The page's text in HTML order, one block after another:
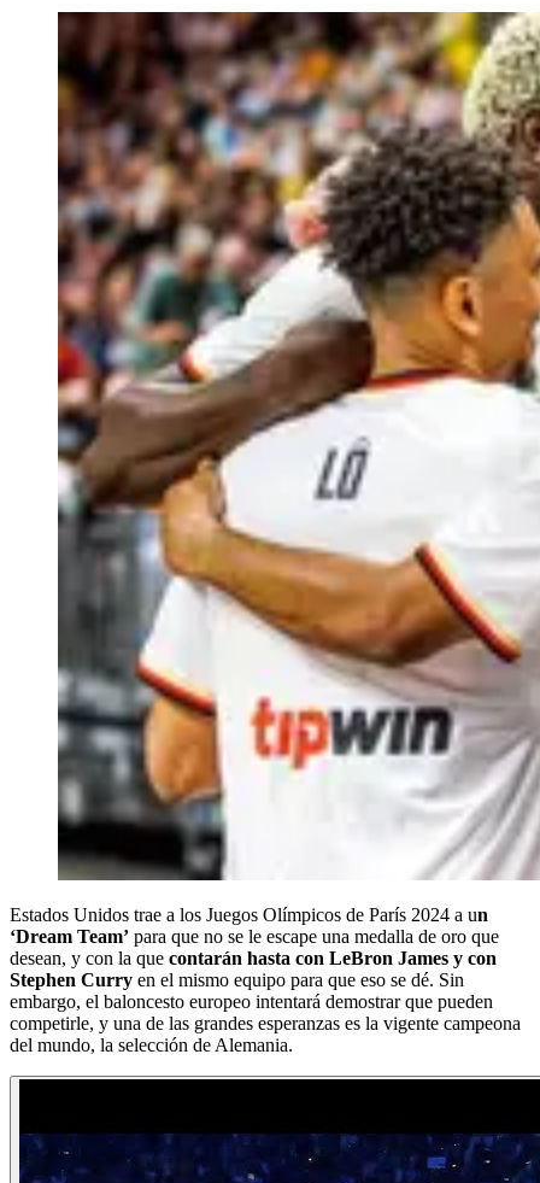
Estados Unidos trae a los Juegos Olímpicos de París 2024 a un
‘Dream Team’ para que no se le escape una medalla de oro que
desean, y con la que contarán hasta con LeBron James y con
Stephen Curry en el mismo equipo para que eso se dé. Sin
embargo, el baloncesto europeo intentará demostrar que pueden
competirle, y una de las grandes esperanzas es la vigente campeona
del mundo, la selección de Alemania.